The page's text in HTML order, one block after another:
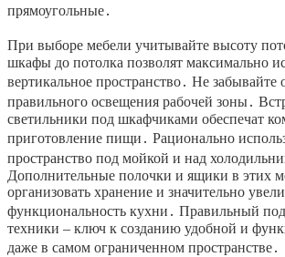
прямоугольные․
При выборе мебели учитывайте высоту
шкафы до потолка позволят максимально
вертикальное пространство․ Не забывайте
правильного освещения рабочей зоны․
светильники под шкафчиками обеспечат
приготовление пищи․ Рационально
пространство под мойкой и над
Дополнительные полочки и ящики в этих
организовать хранение и значительно
функциональность кухни․ Правильный
техники – ключ к созданию удобной и
даже в самом ограниченном пространстве․